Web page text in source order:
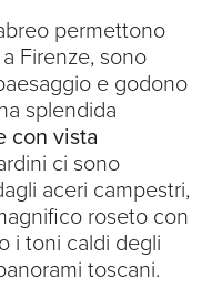
permettono
Firenze, sono
e godono
splendida
con vista
ci sono
aceri campestri,
roseto con
i toni caldi degli
toscani.